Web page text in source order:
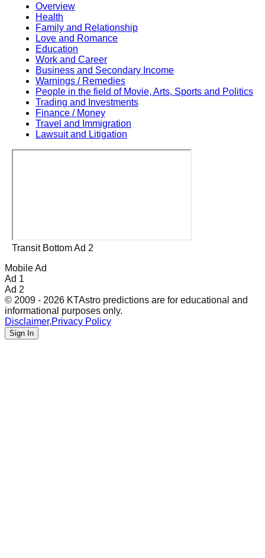
Overview
Health
Family and Relationship
Love and Romance
Education
Work and Career
Business and Secondary Income
Warnings / Remedies
People in the field of Movie, Arts, Sports and Politics
Trading and Investments
Finance / Money
Travel and Immigration
Lawsuit and Litigation
Transit Bottom Ad 2
Mobile Ad
Ad 1
Ad 2
© 2009 - 2026 KTAstro predictions are for educational and
informational purposes only.
Disclaimer,Privacy Policy
Sign In